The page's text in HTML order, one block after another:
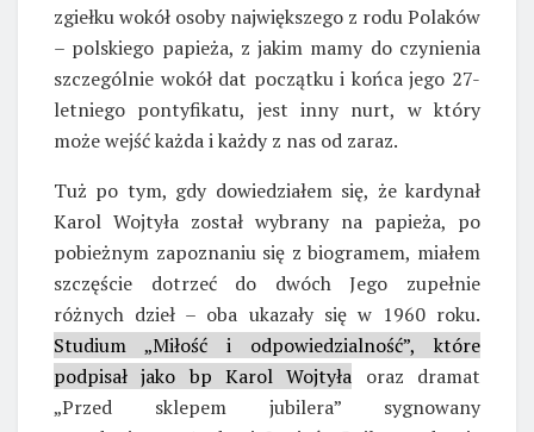
zgiełku wokół osoby największego z rodu Polaków
– polskiego papieża, z jakim mamy do czynienia
szczególnie wokół dat początku i końca jego 27-
letniego pontyfikatu, jest inny nurt, w który
może wejść każda i każdy z nas od zaraz.
Tuż po tym, gdy dowiedziałem się, że kardynał
Karol Wojtyła został wybrany na papieża, po
pobieżnym zapoznaniu się z biogramem, miałem
szczęście dotrzeć do dwóch Jego zupełnie
różnych dzieł – oba ukazały się w 1960 roku.
Studium „Miłość i odpowiedzialność”, które
podpisał jako bp Karol Wojtyła oraz dramat
„Przed sklepem jubilera” sygnowany